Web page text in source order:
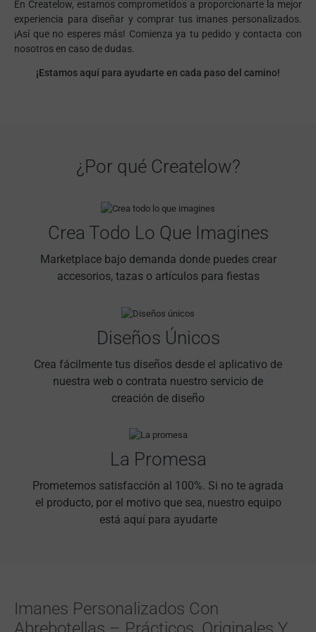
En Createlow, estamos comprometidos a proporcionarte la mejor
experiencia para diseñar y comprar tus imanes personalizados.
¡Así que no esperes más! Comienza ya tu pedido y contacta con
nosotros en caso de dudas.
¡Estamos aquí para ayudarte en cada paso del camino!
¿Por qué Createlow?
Crea Todo Lo Que Imagines
Marketplace bajo demanda donde puedes crear
accesorios, tazas o artículos para fiestas
Diseños Únicos
Crea fácilmente tus diseños desde el aplicativo de
nuestra web o contrata nuestro servicio de
creación de diseño
La Promesa
Prometemos satisfacción al 100%. Si no te agrada
el producto, por el motivo que sea, nuestro equipo
está aquí para ayudarte
Imanes Personalizados Con